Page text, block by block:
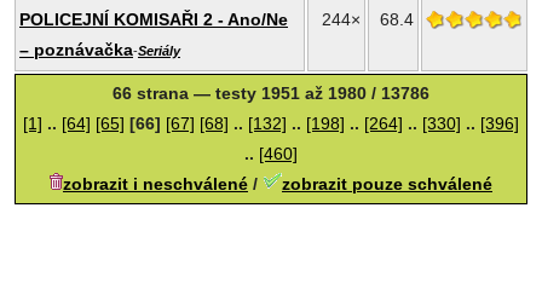
POLICEJNÍ KOMISAŘI 2 - Ano/Ne
– poznávačka-Seriály
244× 68.4
66 strana — testy 1951 až 1980 / 13786
[1] .. [64] [65] [66] [67] [68] .. [132] .. [198] .. [264] .. [330] .. [396]
.. [460]
zobrazit i neschválené / zobrazit pouze schválené